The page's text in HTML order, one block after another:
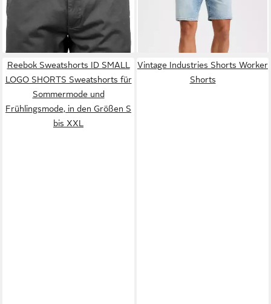
+2
Reebok Sweatshorts ID SMALL
LOGO SHORTS Sweatshorts für
Sommermode und
Frühlingsmode, in den Größen S
bis XXL
Vintage Industries Shorts Worker
Shorts